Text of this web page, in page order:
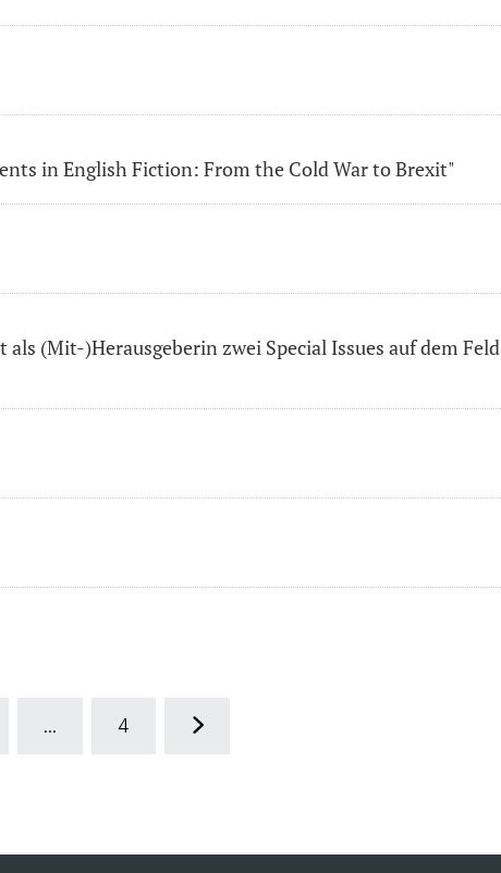
in English Fiction: From the Cold War to Brexit"
(Mit-)Herausgeberin zwei Special Issues auf dem Feld
... 4